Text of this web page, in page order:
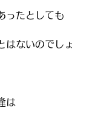
ったとしても
はないのでしょ
は